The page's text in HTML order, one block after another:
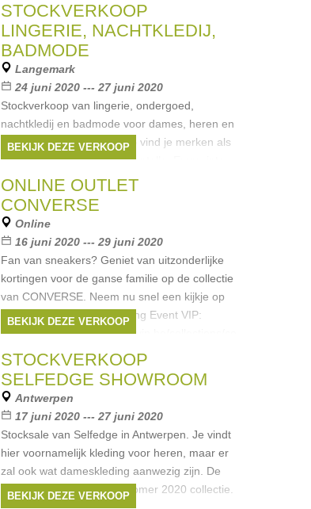
STOCKVERKOOP
LINGERIE, NACHTKLEDIJ,
BADMODE
Langemark
24 juni 2020 --- 27 juni 2020
Stockverkoop van lingerie, ondergoed,
nachtkledij en badmode voor dames, heren en
kinderen. Op deze verkoop vind je merken als
Marie Jo, PrimaDonna, Chantelle, Empreinte,
Passionata, Woody, Schiesser,
Merken:Woody,
Hom , Chantelle, ...
BEKIJK DEZE VERKOOP
ONLINE OUTLET
CONVERSE
Online
16 juni 2020 --- 29 juni 2020
Fan van sneakers? Geniet van uitzonderlijke
kortingen voor de ganse familie op de collectie
van CONVERSE. Neem nu snel een kijkje op
de online shop van Shopping Event VIP:
https://shop.shoppingeventvip.be/collections/converse
Merken:Converse
BEKIJK DEZE VERKOOP
STOCKVERKOOP
SELFEDGE SHOWROOM
Antwerpen
17 juni 2020 --- 27 juni 2020
Stocksale van Selfedge in Antwerpen. Je vindt
hier voornamelijk kleding voor heren, maar er
zal ook wat dameskleding aanwezig zijn. De
items komen uit de lente/zomer 2020 collectie.
BEKIJK DEZE VERKOOP